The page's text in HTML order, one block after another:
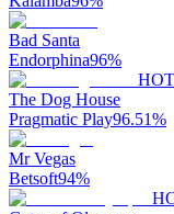
Bad Santa
Endorphina96%
HOT
The Dog House
Pragmatic Play96.51%
Mr Vegas
Betsoft94%